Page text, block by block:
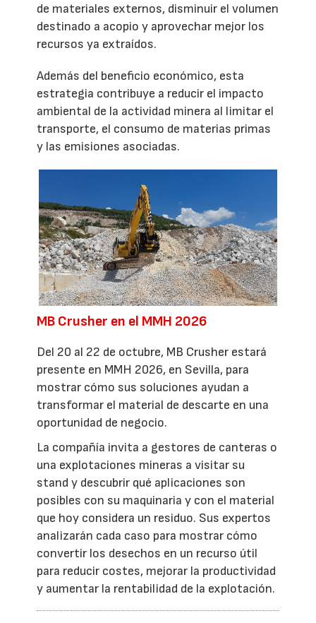
de materiales externos, disminuir el volumen
destinado a acopio y aprovechar mejor los
recursos ya extraídos.
Además del beneficio económico, esta
estrategia contribuye a reducir el impacto
ambiental de la actividad minera al limitar el
transporte, el consumo de materias primas
y las emisiones asociadas.
MB Crusher en el MMH 2026
Del 20 al 22 de octubre, MB Crusher estará
presente en MMH 2026, en Sevilla, para
mostrar cómo sus soluciones ayudan a
transformar el material de descarte en una
oportunidad de negocio.
La compañía invita a gestores de canteras o
una explotaciones mineras a visitar su
stand y descubrir qué aplicaciones son
posibles con su maquinaria y con el material
que hoy considera un residuo. Sus expertos
analizarán cada caso para mostrar cómo
convertir los desechos en un recurso útil
para reducir costes, mejorar la productividad
y aumentar la rentabilidad de la explotación.